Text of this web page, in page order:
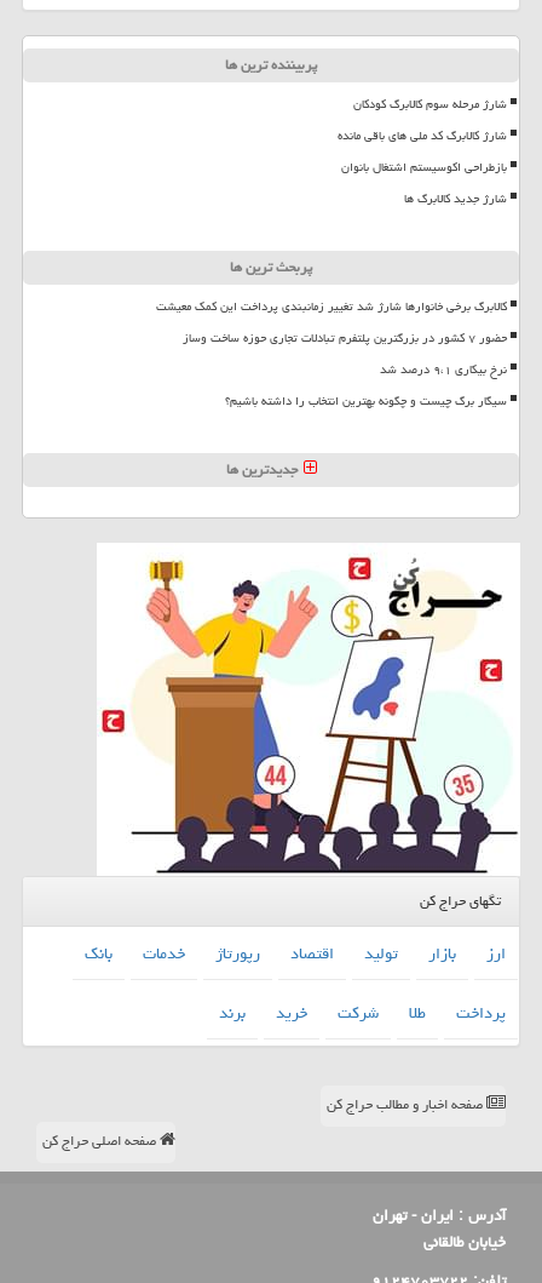
پربیننده ترین ها
شارژ مرحله سوم کالابرگ کودکان
شارژ کالابرگ کد ملی های باقی مانده
بازطراحی اکوسیستم اشتغال بانوان
شارژ جدید کالابرگ ها
پربحث ترین ها
کالابرگ برخی خانوارها شارژ شد تغییر زمانبندی پرداخت این کمک معیشت
حضور ۷ کشور در بزرگترین پلتفرم تبادلات تجاری حوزه ساخت وساز
نرخ بیکاری ۹،۱ درصد شد
سیگار برگ چیست و چگونه بهترین انتخاب را داشته باشیم؟
جدیدترین ها
تگهای حراج کن
ارز بازار تولید اقتصاد رپورتاژ خدمات
بانك
پرداخت
طلا شركت خرید برند
صفحه اخبار و مطالب حراج کن
صفحه اصلی حراج کن
آدرس : ایران - تهران
خیابان طالقانی